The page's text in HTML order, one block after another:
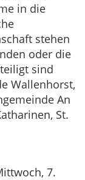
in die
stehen
oder die
sind
Wallenhorst,
An
St.
7.